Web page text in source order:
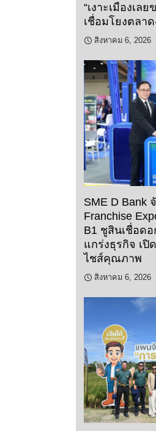
“เงาะเมืองเล
เชื่อมโยงตลา
สิงหาคม 6, 2026
SME D Bank
Franchise
B1 ชูสินเชื่อดอ
แกร่งธุรกิจ เ
ไชส์คุณภาพ
สิงหาคม 6, 2026